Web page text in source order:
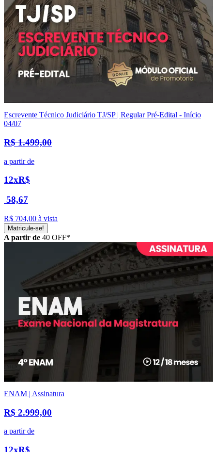
Escrevente Técnico Judiciário TJ/SP | Regular Pré-Edital - Início
04/07
R$ 1.499,00
a partir de
12xR$
58,67
R$ 704,00 à vista
Matricule-se!
A partir de 40 OFF*
ENAM | Assinatura
R$ 2.999,00
a partir de
12xR$